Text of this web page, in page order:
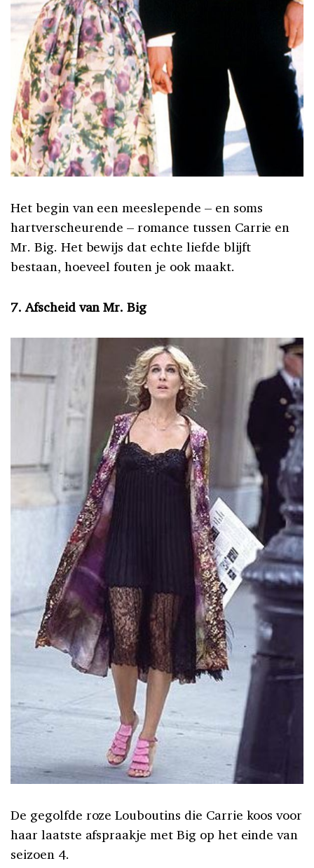
Het begin van een meeslepende – en soms
hartverscheurende – romance tussen Carrie en
Mr. Big. Het bewijs dat echte liefde blijft
bestaan, hoeveel fouten je ook maakt.
7. Afscheid van Mr. Big
De gegolfde roze Louboutins die Carrie koos voor
haar laatste afspraakje met Big op het einde van
seizoen 4.